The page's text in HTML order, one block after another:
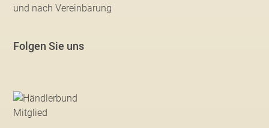
und nach Vereinbarung
Folgen Sie uns